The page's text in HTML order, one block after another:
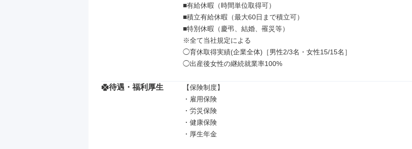
■有給休暇（時間単位取得可）
■積立有給休暇（最大60日まで積立可）
■特別休暇（慶弔、結婚、罹災等）
※全て当社規定による
◯育休取得実績(企業全体)［男性2/3名・女性15/15名］
◯出産後女性の継続就業率100%
待遇・福利厚生
【保険制度】
・雇用保険
・労災保険
・健康保険
・厚生年金